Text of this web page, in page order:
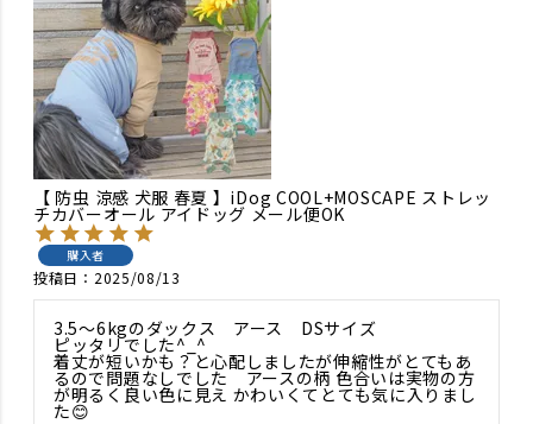
【 防虫 涼感 犬服 春夏 】iDog COOL+MOSCAPE ストレッ
チカバーオール アイドッグ メール便OK
購入者
投稿日 2025/08/13
3.5〜6kgのダックス　アース　DSサイズ
ピッタリでした^_^
着丈が短いかも？と心配しましたが伸縮性がとてもあ
るので問題なしでした　アースの柄 色合いは実物の方
が明るく良い色に見え かわいくてとても気に入りまし
た😊